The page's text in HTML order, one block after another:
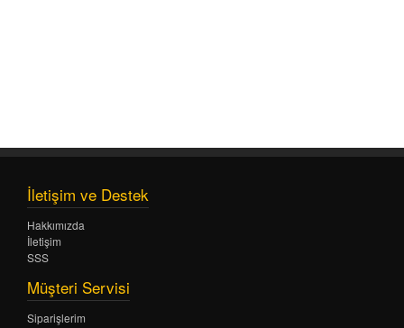
İletişim ve Destek
Hakkımızda
İletişim
SSS
Müşteri Servisi
Siparişlerim